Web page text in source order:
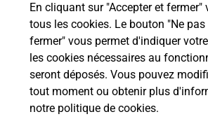
En cliquant sur "Accepter et fermer"
tous les cookies. Le bouton "Ne
fermer" vous permet d'indiquer
les cookies nécessaires au
seront déposés. Vous pouvez
tout moment ou obtenir plus
notre politique de cookies.
Où faire des photocopies à
?
Comment faire des